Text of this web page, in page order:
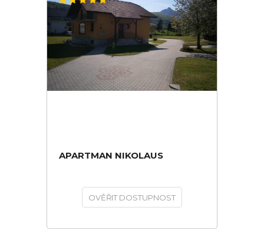
APARTMAN NIKOLAUS
OVĚŘIT DOSTUPNOST